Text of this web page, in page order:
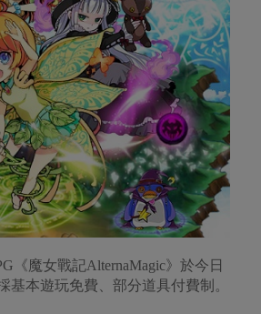
《魔女戰記AlternaMagic》於今日
基本遊玩免費、部分道具付費制。